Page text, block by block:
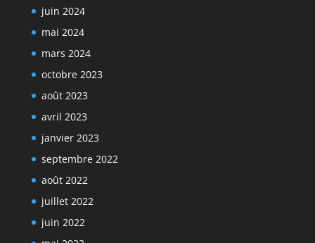
juin 2024
mai 2024
mars 2024
octobre 2023
août 2023
avril 2023
janvier 2023
septembre 2022
août 2022
juillet 2022
juin 2022